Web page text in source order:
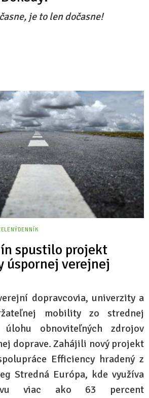
je to len dočasne!
spustilo projekt
úspornej verejnej
dopravcovia, univerzity a
mobility zo strednej
obnoviteľných zdrojov
doprave. Zahájili nový projekt
Efficiency hradený z
Stredná Európa, kde využíva
viac ako 63 percent